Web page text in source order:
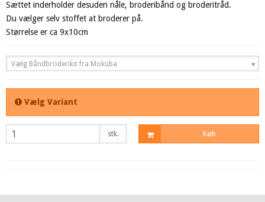
Sættet inderholder desuden nåle, broderibånd og broderitråd.
Du vælger selv stoffet at broderer på.
Størrelse er ca 9x10cm
Vælg Båndbroderikit fra Mokuba
Vælg Variant
stk. Køb